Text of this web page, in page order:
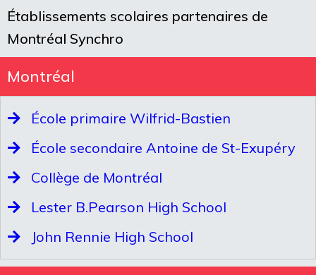
Établissements scolaires partenaires de
Montréal Synchro
Montréal
École primaire Wilfrid-Bastien
École secondaire Antoine de St-Exupéry
Collège de Montréal
Lester B.Pearson High School
John Rennie High School